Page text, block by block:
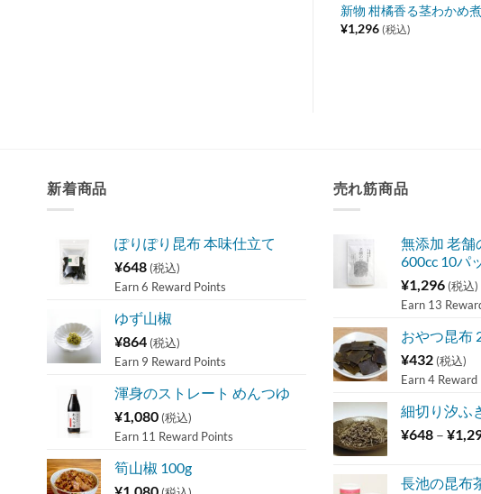
新物 柑橘香る茎わかめ
¥1,296 (税込)
新着商品
ぽりぽり昆布 本味仕立て
¥648 (税込)
Earn 6 Reward Points
ゆず山椒
¥864 (税込)
Earn 9 Reward Points
渾身のストレート めんつゆ
¥1,080 (税込)
Earn 11 Reward Points
筍山椒 100g
売れ筋商品
無添加 老舗
600cc 10パ
¥1,296 (税込)
Earn 13
おやつ昆布
¥432 (税込)
Earn 4 Reward
細切り汐ふ
¥648 – ¥
長池の昆布